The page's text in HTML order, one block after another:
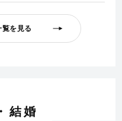
を見る
結婚